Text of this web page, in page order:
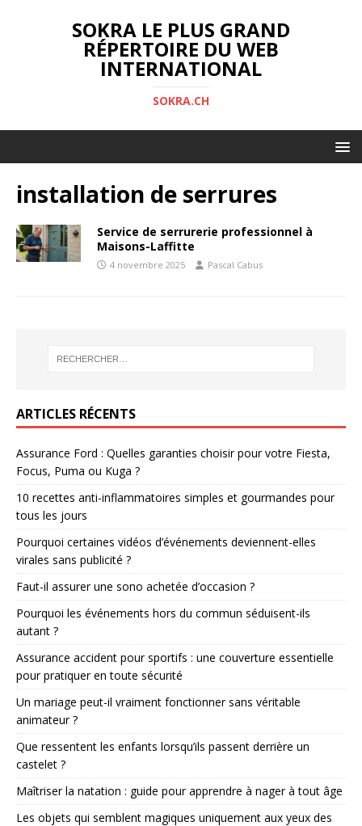
SOKRA LE PLUS GRAND
RÉPERTOIRE DU WEB
INTERNATIONAL
SOKRA.CH
installation de serrures
Service de serrurerie professionnel à
Maisons-Laffitte
4 novembre 2025 Pascal Cabus
ARTICLES RÉCENTS
Assurance Ford : Quelles garanties choisir pour votre Fiesta,
Focus, Puma ou Kuga ?
10 recettes anti-inflammatoires simples et gourmandes pour
tous les jours
Pourquoi certaines vidéos d’événements deviennent-elles
virales sans publicité ?
Faut-il assurer une sono achetée d’occasion ?
Pourquoi les événements hors du commun séduisent-ils
autant ?
Assurance accident pour sportifs : une couverture essentielle
pour pratiquer en toute sécurité
Un mariage peut-il vraiment fonctionner sans véritable
animateur ?
Que ressentent les enfants lorsqu’ils passent derrière un
castelet ?
Maîtriser la natation : guide pour apprendre à nager à tout âge
Les objets qui semblent magiques uniquement aux yeux des